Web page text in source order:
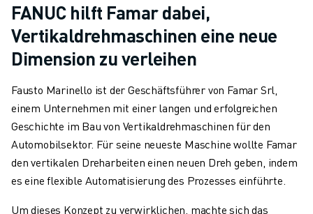
FANUC hilft Famar dabei,
Vertikaldrehmaschinen eine neue
Dimension zu verleihen
Fausto Marinello ist der Geschäftsführer von Famar Srl,
einem Unternehmen mit einer langen und erfolgreichen
Geschichte im Bau von Vertikaldrehmaschinen für den
Automobilsektor. Für seine neueste Maschine wollte Famar
den vertikalen Dreharbeiten einen neuen Dreh geben, indem
es eine flexible Automatisierung des Prozesses einführte.
Um dieses Konzept zu verwirklichen, machte sich das